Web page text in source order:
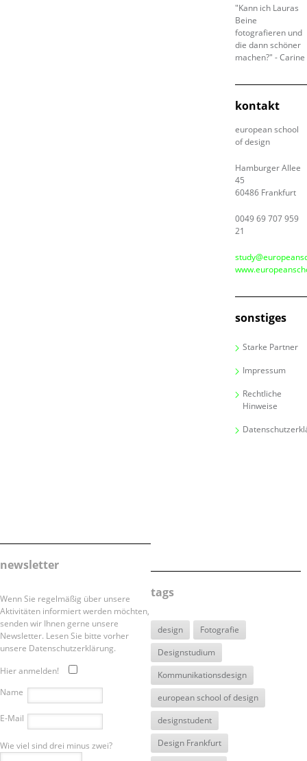
"Kann ich Lauras
Beine
fotografieren und
die dann schöner
machen?" - Carine
kontakt
european school
of design
Hamburger Allee
45
60486 Frankfurt
0049 69 707 959
21
sonstiges
Starke Partner
Impressum
Rechtliche
Hinweise
newsletter
Wenn Sie regelmäßig über unsere
Aktivitäten informiert werden möchten,
senden wir Ihnen gerne unsere
Newsletter. Lesen Sie bitte vorher
unsere Datenschutzerklärung.
Hier anmelden!
Name
E-Mail
Wie viel sind drei minus zwei?
tags
design
Fotografie
Designstudium
Kommunikationsdesign
european school of design
designstudent
Design Frankfurt